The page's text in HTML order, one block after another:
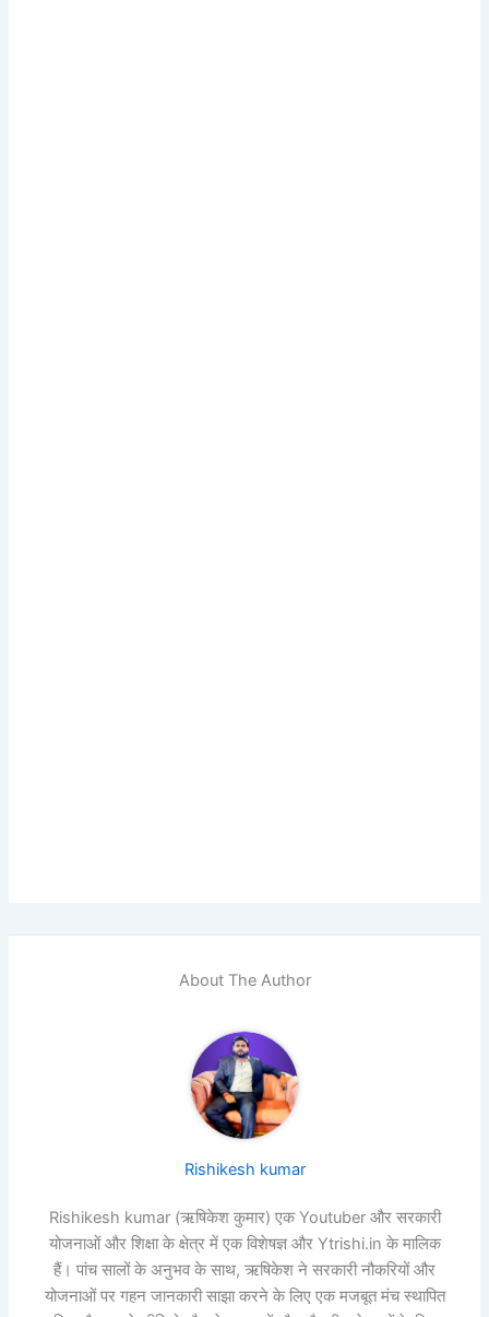
About The Author
Rishikesh kumar
Rishikesh kumar (ऋषिकेश कुमार) एक Youtuber और सरकारी
योजनाओं और शिक्षा के क्षेत्र में एक विशेषज्ञ और Ytrishi.in के मालिक
हैं। पांच सालों के अनुभव के साथ, ऋषिकेश ने सरकारी नौकरियों और
योजनाओं पर गहन जानकारी साझा करने के लिए एक मजबूत मंच स्थापित